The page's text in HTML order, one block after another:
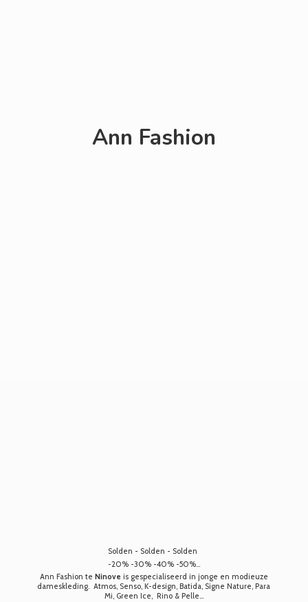
Ann Fashion
Solden - Solden - Solden
-20% -30% -40% -50%...
Ann Fashion te Ninove is gespecialiseerd in jonge en modieuze
dameskleding. Atmos, Senso, K-design, Batida, Signe Nature, Para
Mi, Green Ice, Rino & Pelle...